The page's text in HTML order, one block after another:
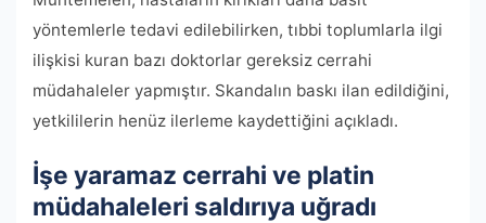
yöntemlerle tedavi edilebilirken, tıbbi toplumlarla ilgi
ilişkisi kuran bazı doktorlar gereksiz cerrahi
müdahaleler yapmıştır. Skandalın baskı ilan edildiğini,
yetkililerin henüz ilerleme kaydettiğini açıkladı.
İşe yaramaz cerrahi ve platin
müdahaleleri saldırıya uğradı